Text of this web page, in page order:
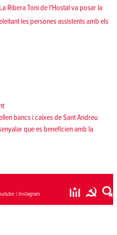
Ribera Toni de l'Hostal va posar la
les persones assistents amb els
Següent:
bancs i caixes de Sant Andreu
que es beneficien amb la
| Instagram